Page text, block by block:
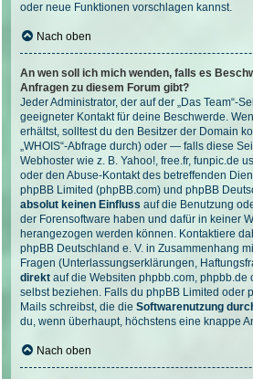
oder neue Funktionen vorschlagen kannst.
Nach oben
An wen soll ich mich wenden, falls es
Anfragen zu diesem Forum gibt?
Jeder Administrator, der auf der „Das Team“-
geeigneter Kontakt für deine Beschwerde.
erhältst, solltest du den Besitzer der Domain
„WHOIS“-Abfrage durch) oder — falls diese
Webhoster wie z. B. Yahoo!, free.fr, funpic.de
oder den Abuse-Kontakt des betreffenden
phpBB Limited (phpBB.com) und phpBB
absolut keinen Einfluss auf die Benutzung
der Forensoftware haben und dafür in keiner
herangezogen werden können. Kontaktiere
phpBB Deutschland e. V. in Zusammenhang
Fragen (Unterlassungserklärungen,
direkt auf die Websiten phpbb.com, phpbb.de
selbst beziehen. Falls du phpBB Limited oder
Mails schreibst, die die Softwarenutzung
du, wenn überhaupt, höchstens eine knappe
Nach oben